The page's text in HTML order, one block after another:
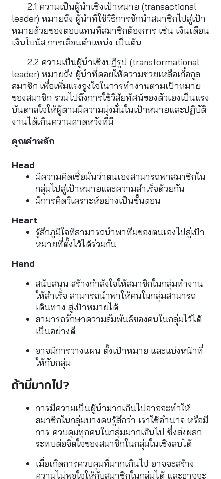
2.1 ความเป็นผู้นำเชิงเป้าหมาย (transactional
leader) หมายถึง ผู้นำที่ใช้วิธีการชักนำสมาชิกไปสู่เป้า
หมายด้วยของตอบแทนที่สมาชิกต้องการ เช่น เงินเดือน
เงินโบนัส การเลื่อนตำแหน่ง เป็นต้น
2.2 ความเป็นผู้นำเชิงปฏิรูป (transformational
leader) หมายถึง ผู้นำที่คอยให้ความช่วยเหลือเกื้อกูล
สมาชิก เพื่อเพิ่มแรงจูงใจในการทำงานตามเป้าหมาย
ของสมาชิก รวมไปถึงการใช้วิสัยทัศน์ของตัวเองเป็นแรง
บันดาลใจให้ผู้ตามมีความมุ่งมั่นในเป้าหมายและปฏิบัติ
งานได้เกินความคาดหวังที่มี
คุณค่าหลัก
Head
มีความคิดเชื่อมั่นว่าตนเองสามารถพาสมาชิกใน
กลุ่มไปสู่เป้าหมายและความสำเร็จด้วยกัน
มีการคิดวิเคราะห์อย่างเป็นขั้นตอน
Heart
รู้สึกภูมิใจที่สามารถนำพาทีมของตนเองไปสู่เป้า
หมายที่ตั้งไว้ได้ร่วมกัน
Hand
สนับสนุน สร้างกำลังใจให้สมาชิกในกลุ่มทำงาน
ให้สำเร็จ สามารถนำพาให้คนในกลุ่มสามารถ
เดินทาง สู่เป้าหมายได้
สามารถรักษาความสัมพันธ์ของคนในกลุ่มไว้ได้
เป็นอย่างดี
อาจมีการวางแผน ตั้งเป้าหมาย และแบ่งหน้าที่
ให้กับกลุ่ม
ถ้ามีมากไป?
การมีความเป็นผู้นำมากเกินไปอาจจะทำให้
สมาชิกในกลุ่มบางคนรู้สึกว่า เราใช้อำนาจ หรือมี
การ ควบคุมทุกคนในกลุ่มมากเกินไป ซึ่งส่งผลก
ระทบต่อจิตใจของสมาชิกในกลุ่มในเชิงลบได้
เมื่อเกิดการควบคุมที่มากเกินไป อาจจะสร้าง
ความไม่พอใจให้กับสมาชิกในกลุ่มได้ และอาจจะ